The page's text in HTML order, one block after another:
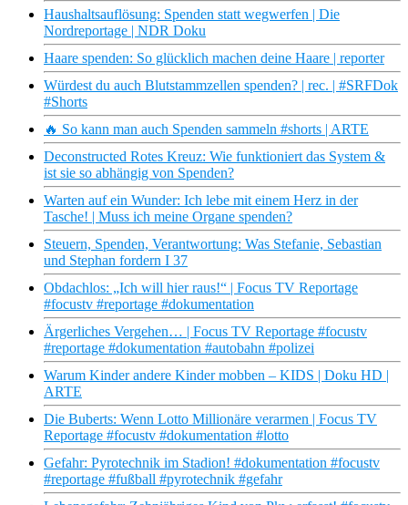
Haushaltsauflösung: Spenden statt wegwerfen | Die
Nordreportage | NDR Doku
Haare spenden: So glücklich machen deine Haare | reporter
Würdest du auch Blutstammzellen spenden? | rec. | #SRFDok
#Shorts
🔥 So kann man auch Spenden sammeln #shorts | ARTE
Deconstructed Rotes Kreuz: Wie funktioniert das System &
ist sie so abhängig von Spenden?
Warten auf ein Wunder: Ich lebe mit einem Herz in der
Tasche! | Muss ich meine Organe spenden?
Steuern, Spenden, Verantwortung: Was Stefanie, Sebastian
und Stephan fordern I 37
Obdachlos: „Ich will hier raus!“ | Focus TV Reportage
#focustv #reportage #dokumentation
Ärgerliches Vergehen… | Focus TV Reportage #focustv
#reportage #dokumentation #autobahn #polizei
Warum Kinder andere Kinder mobben – KIDS | Doku HD |
ARTE
Die Buberts: Wenn Lotto Millionäre verarmen | Focus TV
Reportage #focustv #dokumentation #lotto
Gefahr: Pyrotechnik im Stadion! #dokumentation #focustv
#reportage #fußball #pyrotechnik #gefahr